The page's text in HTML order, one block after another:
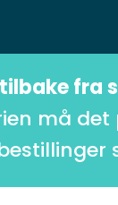
fra
må